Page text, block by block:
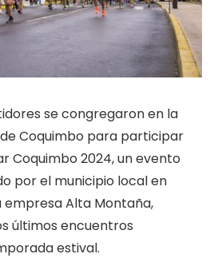
se congregaron en la
Coquimbo para participar
Coquimbo 2024, un evento
por el municipio local en
Alta Montaña,
últimos encuentros
estival.